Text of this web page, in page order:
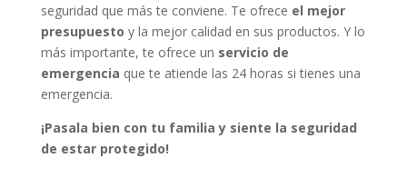
seguridad que más te conviene. Te ofrece el mejor
presupuesto y la mejor calidad en sus productos. Y lo
más importante, te ofrece un servicio de
emergencia que te atiende las 24 horas si tienes una
emergencia.
¡Pasala bien con tu familia y siente la seguridad
de estar protegido!